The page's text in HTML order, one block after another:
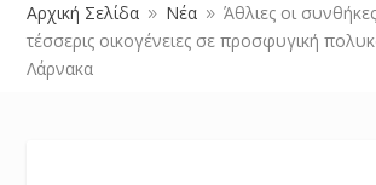
Αρχική Σελίδα 9 Νέα 9 Άθλιες οι
τέσσερις οικογένειες σε προσφυγική
Λάρνακα